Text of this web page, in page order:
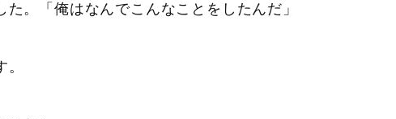
。「俺はなんでこんなことをしたんだ」